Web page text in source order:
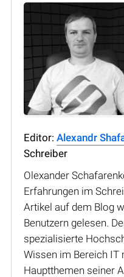
Editor: Alexandr
Schreiber
Olexander
Erfahrungen im
Artikel auf dem Blog
Benutzern gelesen.
spezialisierte
Wissen im Bereich IT
Hauptthemen seiner